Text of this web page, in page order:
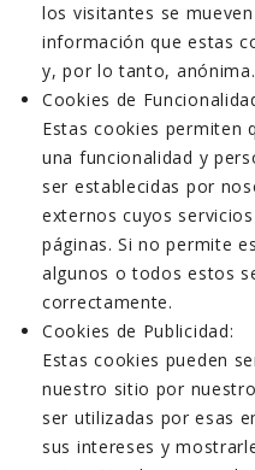
los visitantes se
información que estas
y, por lo tanto, anónima.
Cookies de
Estas cookies permiten
una funcionalidad y
ser establecidas por
externos cuyos
páginas. Si no permite
algunos o todos estos
correctamente.
Cookies de Publicidad:
Estas cookies pueden
nuestro sitio por
ser utilizadas por esas
sus intereses y